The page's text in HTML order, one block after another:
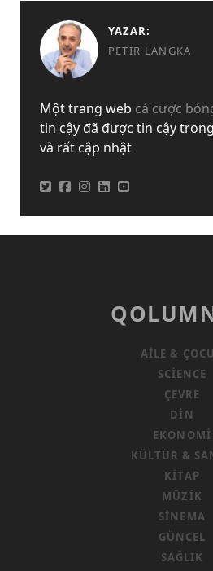
YAZAR:
PETIR LANGKA
Một trang web cá cược
tin cậy đã được tin cậy
và rất cập nhật
AILE &
SCIENCE
ÇEVRE
DIN
EKONOMI
KÜLTÜR &
KITAP
MÜZIK
SINEMA
GÜNCEL
SAĞLIK